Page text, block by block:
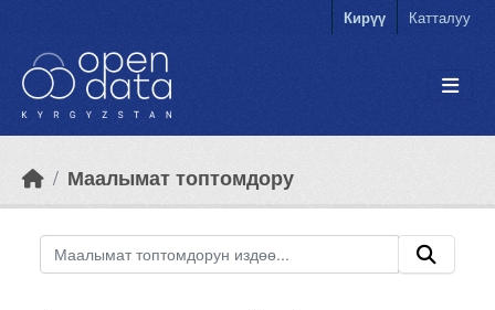
Кирүү Катталуу
Маалымат топтомдору